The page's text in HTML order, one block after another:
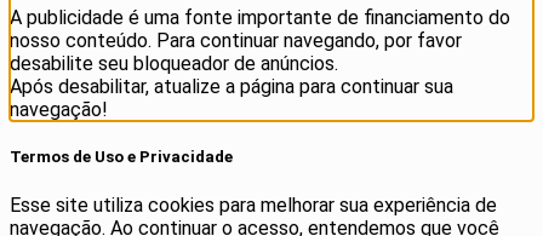
A publicidade é uma fonte importante de financiamento do
nosso conteúdo. Para continuar navegando, por favor
desabilite seu bloqueador de anúncios.
Após desabilitar, atualize a página para continuar sua
navegação!
Termos de Uso e Privacidade
Esse site utiliza cookies para melhorar sua experiência de
navegação. Ao continuar o acesso, entendemos que você